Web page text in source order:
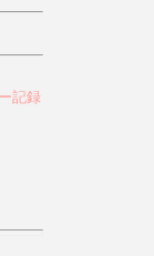
記録